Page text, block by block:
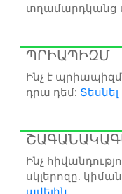
տղամարդկանց
ՊՐԻԱՊԻԶՄ
Ինչ է
դրա դեմ:
Ինչ
սկլերոզը.